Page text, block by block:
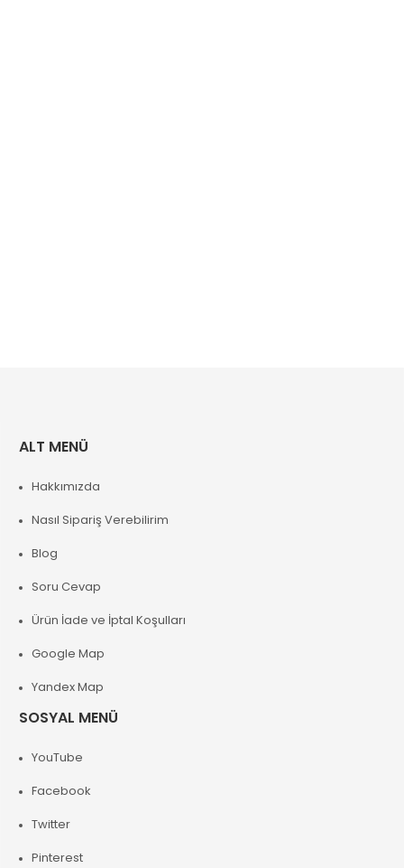
ALT MENÜ
Hakkımızda
Nasıl Sipariş Verebilirim
Blog
Soru Cevap
Ürün İade ve İptal Koşulları
Google Map
Yandex Map
SOSYAL MENÜ
YouTube
Facebook
Twitter
Pinterest